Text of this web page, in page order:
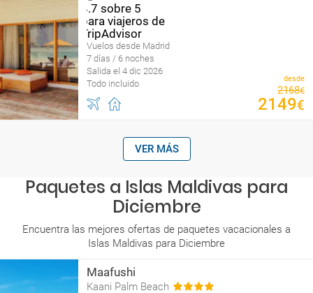
Vuelos desde Madrid
7 días / 6 noches
Salida el 4 dic 2026
Todo incluido
desde
2168€
2149€
VER MÁS
Paquetes a Islas Maldivas para
Diciembre
Encuentra las mejores ofertas de paquetes vacacionales a
Islas Maldivas para Diciembre
Maafushi
Kaani Palm Beach